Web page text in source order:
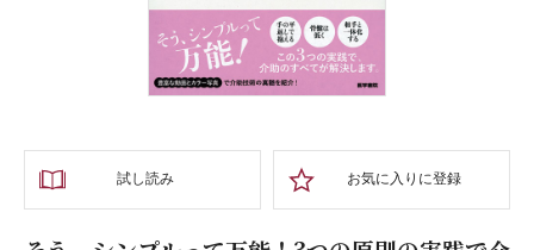
試し読み お気に入りに登録